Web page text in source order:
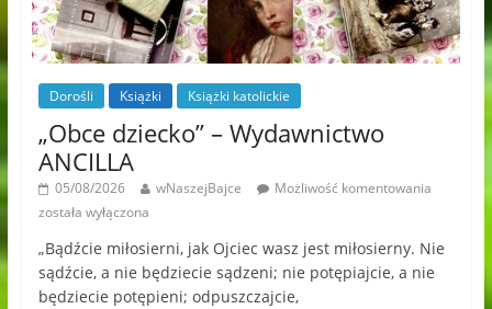
Dorośli Książki Książki katolickie
„Obce dziecko” – Wydawnictwo
ANCILLA
05/08/2026 wNaszejBajce
Możliwość komentowania
została wyłączona
„Bądźcie miłosierni, jak Ojciec wasz jest miłosierny. Nie
sądźcie, a nie będziecie sądzeni; nie potępiajcie, a nie
będziecie potępieni; odpuszczajcie,